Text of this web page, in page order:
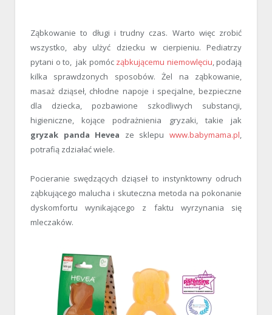
Ząbkowanie to długi i trudny czas. Warto więc zrobić
wszystko, aby ulżyć dziecku w cierpieniu. Pediatrzy
pytani o to, jak pomóc ząbkującemu niemowlęciu, podają
kilka sprawdzonych sposobów. Żel na ząbkowanie,
masaż dziąseł, chłodne napoje i specjalne, bezpieczne
dla dziecka, pozbawione szkodliwych substancji,
higieniczne, kojące podrażnienia gryzaki, takie jak
gryzak panda Hevea ze sklepuwww.babymama.pl,
potrafią zdziałać wiele.
Pocieranie swędzących dziąseł to instynktowny odruch
ząbkującego malucha i skuteczna metoda na pokonanie
dyskomfortu wynikającego z faktu wyrzynania się
mleczaków.